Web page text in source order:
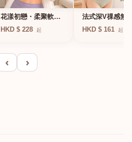
花漾初戀・柔聚軟鋼
圈蕾絲內衣
HKD $ 228 起
法式深V祼感無
凍軟支撐條無鋼
HKD $ 161 起
‹ ›